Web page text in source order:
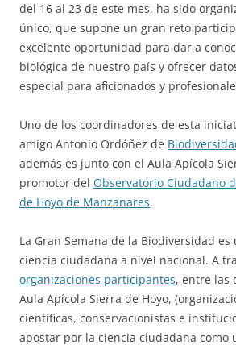
del 16 al 23 de este mes, ha sido
único, que supone un gran reto
excelente oportunidad para dar a
biológica de nuestro país y ofrecer
especial para aficionados y
Uno de los coordinadores de esta
amigo Antonio Ordóñez de
además es junto con el Aula Apícola
promotor del Observatorio Ciudadano
de Hoyo de Manzanares.
La Gran Semana de la Biodiversidad
ciencia ciudadana a nivel nacional. A
organizaciones participantes, entre las
Aula Apícola Sierra de Hoyo,
científicas, conservacionistas e
apostar por la ciencia ciudadana como